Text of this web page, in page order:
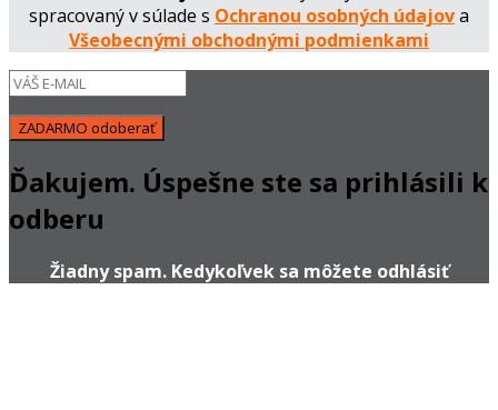
spracovaný v súlade s Ochranou osobných údajova
Všeobecnými obchodnými podmienkami
ZADARMO odoberať
Ďakujem. Úspešne ste sa prihlásili k
odberu
Žiadny spam. Kedykoľvek sa môžete odhlásiť